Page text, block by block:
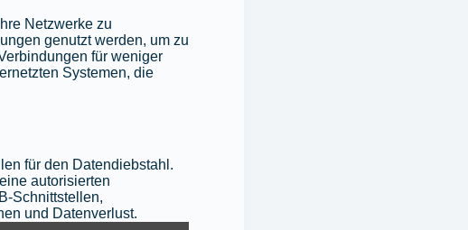
Netzwerke zu
genutzt werden, um zu
für weniger
Systemen, die
für den Datendiebstahl.
autorisierten
Schnittstellen,
und Datenverlust.